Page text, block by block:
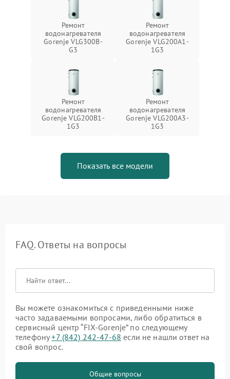
Ремонт
водонагревателя
Gorenje VLG300B-
G3
Ремонт
водонагревателя
Gorenje VLG200А1-
1G3
Ремонт
водонагревателя
Gorenje VLG200B1-
1G3
Ремонт
водонагревателя
Gorenje VLG200A3-
1G3
Показать все модели
FAQ. Ответы на вопросы
Вы можете ознакомиться с приведенными ниже
часто задаваемыми вопросами, либо обратиться в
сервисный центр “FIX-Gorenje” по следующему
телефону+7 (842) 242-47-68 если не нашли ответ на
свой вопрос.
Общие вопросы